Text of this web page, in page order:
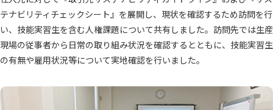
テナビリティチェックシート』を展開し、現状を確認するため訪問を行
い、技能実習生を含む人権課題について共有しました。訪問先では生産
現場の従事者から日常の取り組み状況を確認するとともに、技能実習生
の有無や雇用状況等について実地確認を行いました。